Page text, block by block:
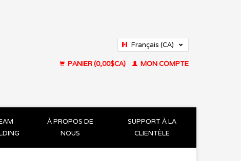
Français (CA)
PANIER (0,00$CA)
MON COMPTE
À PROPOS DE
NOUS
SUPPORT À LA
CLIENTÈLE